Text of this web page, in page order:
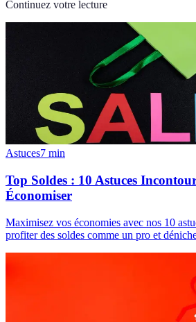
Continuez votre lecture
Astuces7 min
Top Soldes : 10 Astuces
Économiser
Maximisez vos économies avec nos 10
profiter des soldes comme un pro et